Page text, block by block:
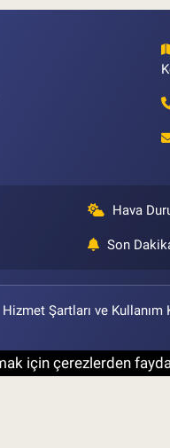
Hava
Son
Hizmet Şartları ve Kullanım
için çerezlerden